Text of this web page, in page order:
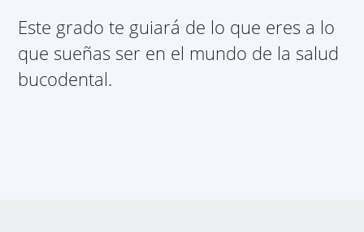
Este grado te guiará de lo que eres a lo
que sueñas ser en el mundo de la salud
bucodental.